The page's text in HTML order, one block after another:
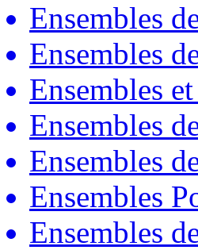
Ensembles
Ensembles
Ensembles
Ensembles
Ensembles
Ensembles
Ensembles